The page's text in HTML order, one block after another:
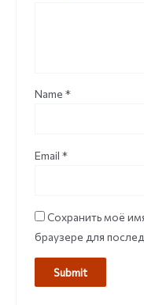
Name *
Email *
Сохранить моё
браузере для